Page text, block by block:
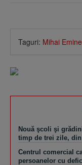
Taguri: Mihai
Nouă şcoli şi
timp de trei zile,
Centrul comercial
persoanelor cu